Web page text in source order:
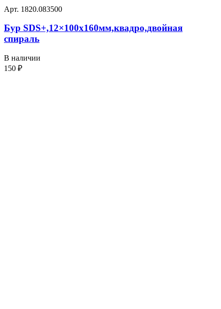
Арт. 1820.083500
Бур SDS+,12×100х160мм,квадро,двойная
спираль
В наличии
150 ₽